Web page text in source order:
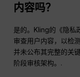
内容吗？
是的。Kling的《隐私
审查用户内容，以检
并未公布其完整的关
阶段审核架构。.